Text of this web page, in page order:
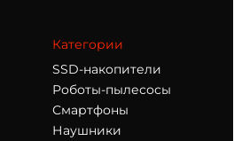
Категории
SSD-накопители
Роботы-пылесосы
Смартфоны
Наушники